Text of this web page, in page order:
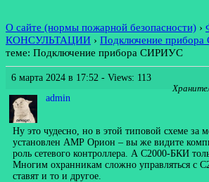
О сайте (нормы пожарной безопасности) ›
КОНСУЛЬТАЦИИ › Подключение
теме: Подключение прибора СИРИУС
6 марта 2024 в 17:52 - Views: 113
admin
Ну это чудесно, но в этой типовой схеме за
установлен АМР Орион – вы же видите
роль сетевого контроллера. А С2000-БКИ
Многим охранникам сложно управляться с
ставят и то и другое.